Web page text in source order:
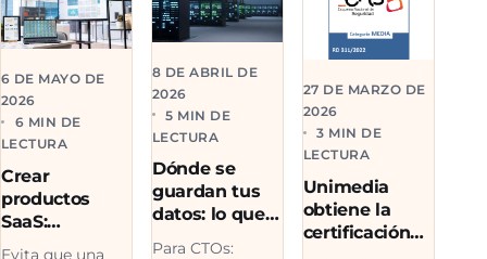
6 DE MAYO DE
2026
6 MIN DE
LECTURA
Crear
productos
SaaS:
arquitectura,
Evita que una
8 DE ABRIL DE
2026
5 MIN DE
LECTURA
Dónde se
guardan tus
datos: lo que
Para CTOs:
27 DE MARZO DE
2026
3 MIN DE
LECTURA
Unimedia
obtiene la
certificación
ENS nivel